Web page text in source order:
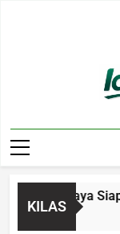
KILAS